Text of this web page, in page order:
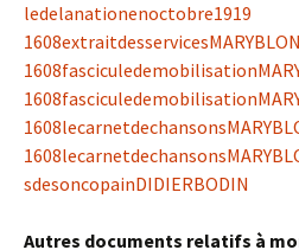
ledelanationenoctobre1919
sdesoncopainDIDIERBODIN
Autres documents relatifs à